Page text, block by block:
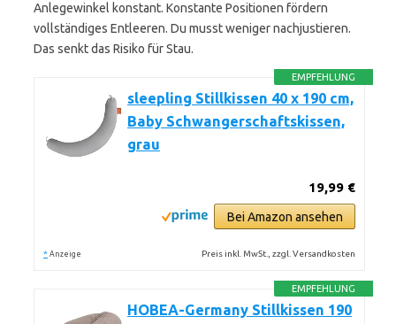
Anlegewinkel konstant. Konstante Positionen fördern
vollständiges Entleeren. Du musst weniger nachjustieren.
Das senkt das Risiko für Stau.
EMPFEHLUNG
sleepling Stillkissen 40 x 190 cm,
Baby Schwangerschaftskissen,
grau
19,99 €
Bei Amazon ansehen
* Anzeige Preis inkl. MwSt., zzgl. Versandkosten
EMPFEHLUNG
HOBEA-Germany Stillkissen 190